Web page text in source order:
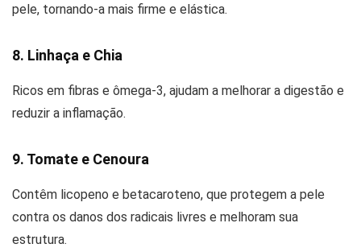
pele, tornando-a mais firme e elástica.
8. Linhaça e Chia
Ricos em fibras e ômega-3, ajudam a melhorar a digestão e
reduzir a inflamação.
9. Tomate e Cenoura
Contêm licopeno e betacaroteno, que protegem a pele
contra os danos dos radicais livres e melhoram sua
estrutura.